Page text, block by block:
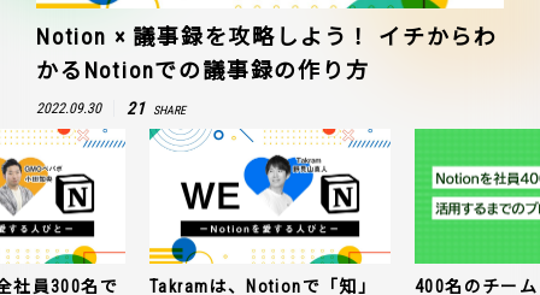
Notion × 議事録を攻略しよう！ イチからわ
かるNotionでの議事録の作り方
2022.09.30 21 SHARE
社員300名で
Takramは、Notionで「知」
400名のチー